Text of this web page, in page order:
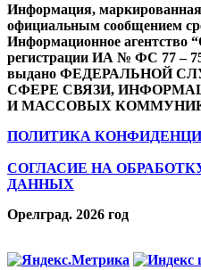
Информация,
официальным сообщением
Информационное агентство
регистрации ИА № ФС 77 –
выдано ФЕДЕРАЛЬНОЙ
СФЕРЕ СВЯЗИ,
И МАССОВЫХ
ПОЛИТИКА
СОГЛАСИЕ НА
ДАННЫХ
Орелград. 2026 год